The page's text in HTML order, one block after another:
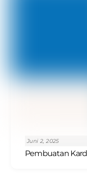
Juni 2, 2025
Pembuatan